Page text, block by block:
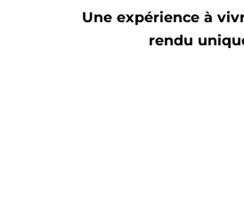
Une expérience à
rendu